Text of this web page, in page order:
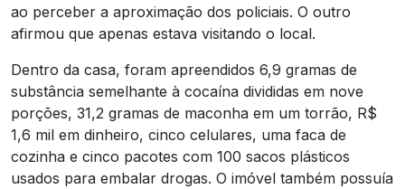
ao perceber a aproximação dos policiais. O outro
afirmou que apenas estava visitando o local.
Dentro da casa, foram apreendidos 6,9 gramas de
substância semelhante à cocaína divididas em nove
porções, 31,2 gramas de maconha em um torrão, R$
1,6 mil em dinheiro, cinco celulares, uma faca de
cozinha e cinco pacotes com 100 sacos plásticos
usados para embalar drogas. O imóvel também possuía